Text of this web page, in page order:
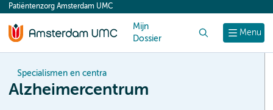
content
Menu
Patiëntenzorg Amsterdam UMC
Mijn
Dossier
Specialismen en centra
Alzheimercentrum